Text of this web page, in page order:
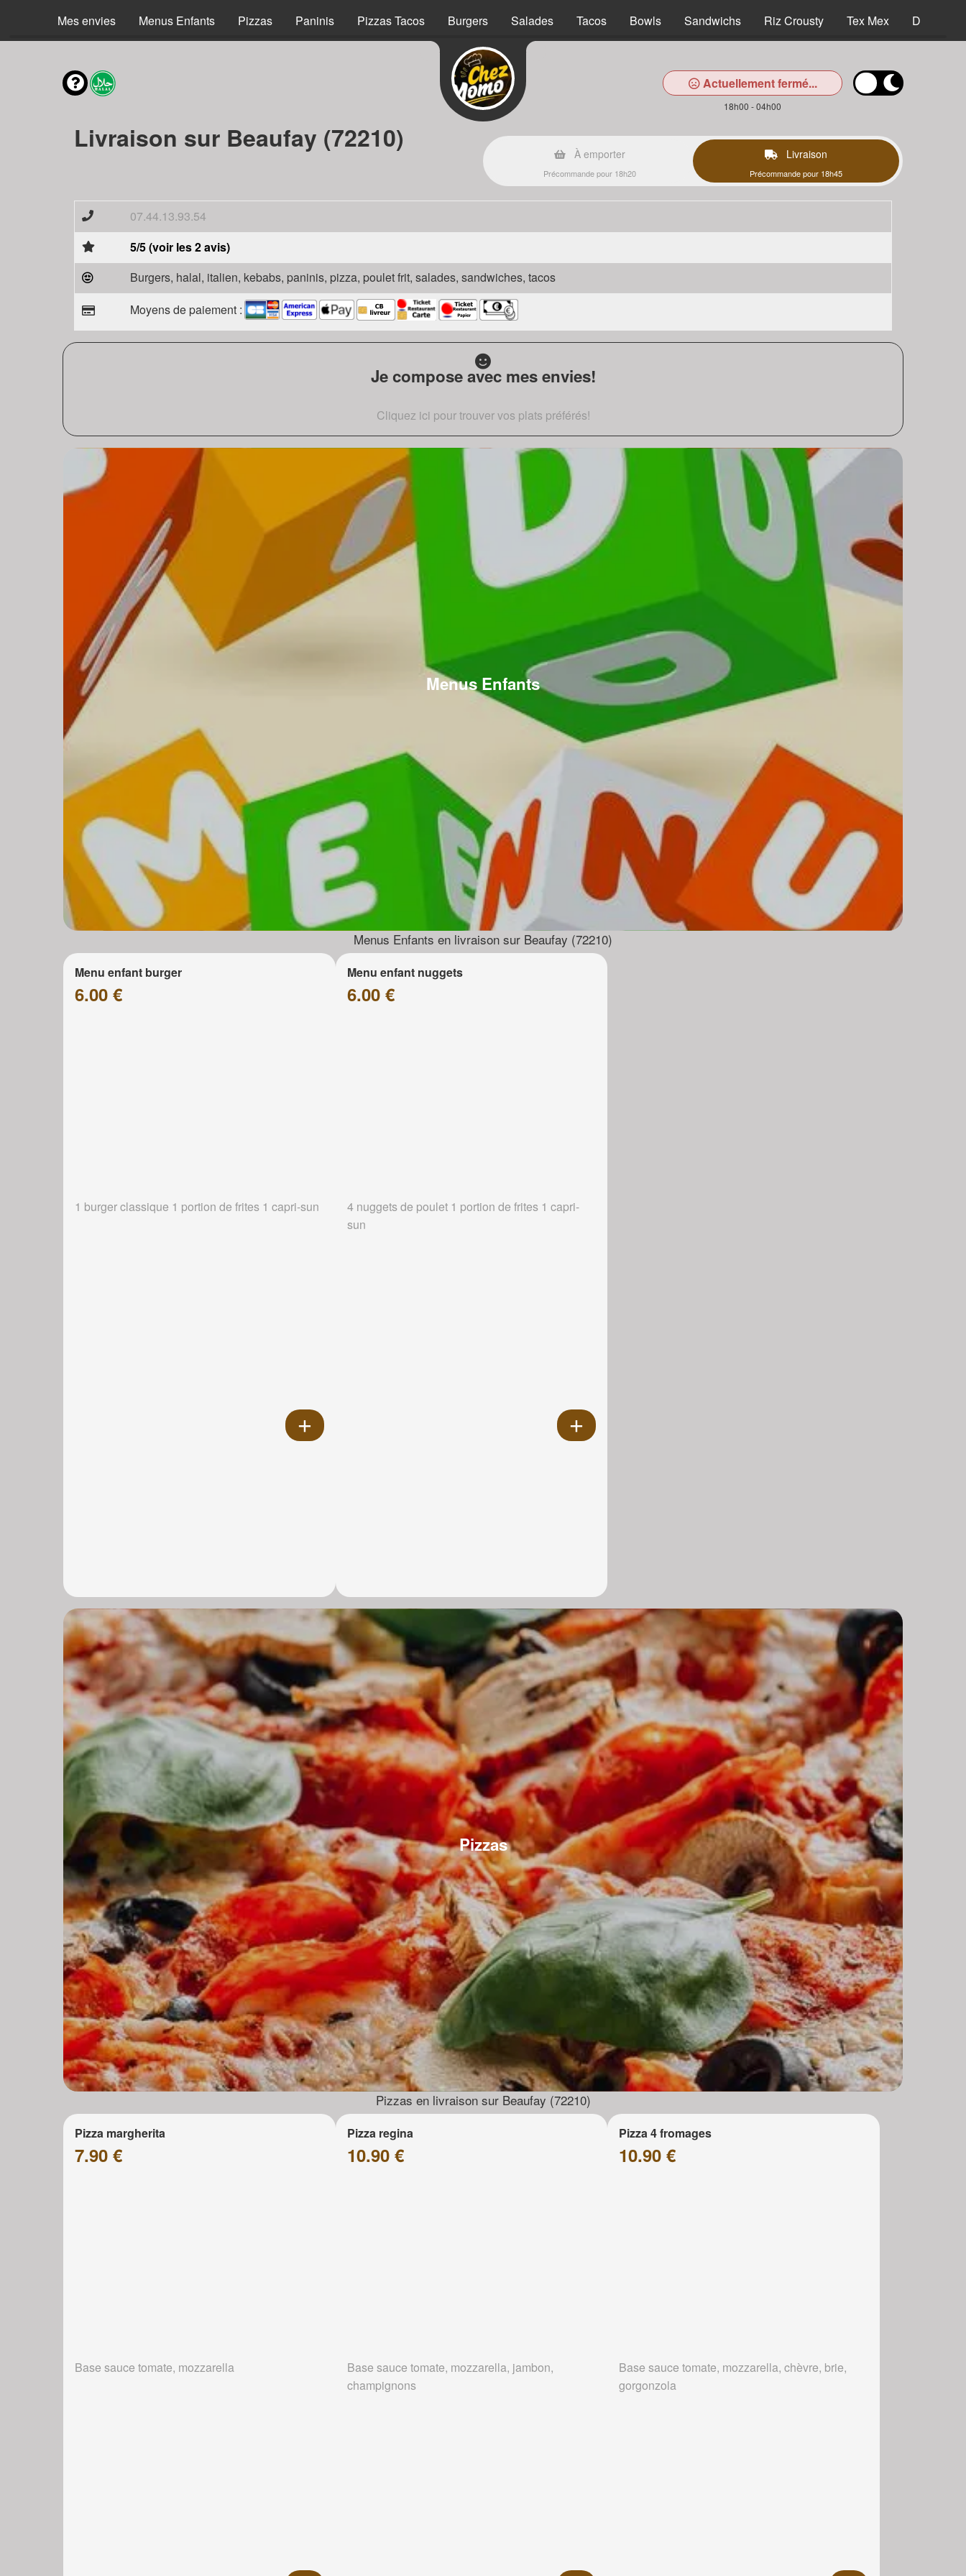
Mes envies Menus Enfants Pizzas Paninis Pizzas Tacos Burgers Salades Tacos Bowls Sandwichs Riz Crousty Tex Mex Desserts
Actuellement fermé...
18h00 - 04h00
Livraison sur Beaufay (72210) À emporter
Précommande pour 18h20
Livraison
Précommande pour 18h45
07.44.13.93.54
5/5 (voir les 2 avis)
Burgers, halal, italien, kebabs, paninis, pizza, poulet frit, salades, sandwiches, tacos
Moyens de paiement :
Je compose avec mes envies!
Cliquez ici pour trouver vos plats préférés!
Menus Enfants
Menus Enfants en livraison sur Beaufay (72210)
Menu enfant burger
6.00 €
1 burger classique 1 portion de frites 1 capri-sun
Menu enfant nuggets
6.00 €
4 nuggets de poulet 1 portion de frites 1 capri-
sun
Pizzas
Pizzas en livraison sur Beaufay (72210)
Pizza margherita
7.90 €
Base sauce tomate, mozzarella
Pizza regina
10.90 €
Base sauce tomate, mozzarella, jambon,
champignons
Pizza 4 fromages
10.90 €
Base sauce tomate, mozzarella, chèvre, brie,
gorgonzola